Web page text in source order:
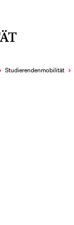
Studierendenmobilität